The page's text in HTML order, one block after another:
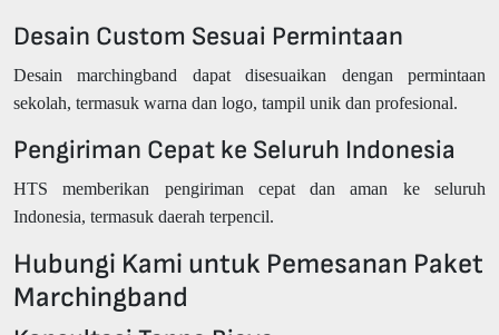
Desain Custom Sesuai Permintaan
Desain marchingband dapat disesuaikan dengan permintaan
sekolah, termasuk warna dan logo, tampil unik dan profesional.
Pengiriman Cepat ke Seluruh Indonesia
HTS memberikan pengiriman cepat dan aman ke seluruh
Indonesia, termasuk daerah terpencil.
Hubungi Kami untuk Pemesanan Paket
Marchingband